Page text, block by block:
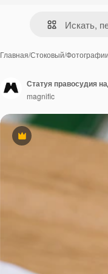
Главная/Стоковый/Фотографии
Премиум
Статуя правосудия
magnific